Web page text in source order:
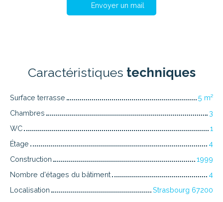
Envoyer un mail
Caractéristiques techniques
Surface terrasse 5 m²
Chambres
3
WC
1
Étage
4
Construction
1999
Nombre d'étages du bâtiment
4
Localisation
Strasbourg 67200